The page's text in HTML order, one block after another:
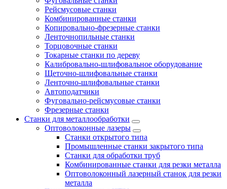
Рейсмусовые станки
Комбинированные станки
Копировально-фрезерные станки
Ленточнопильные станки
Торцовочные станки
Токарные станки по дереву
Калибровально-шлифовальное оборудование
Щеточно-шлифовальные станки
Ленточно-шлифовальные станки
Автоподатчики
Фуговально-рейсмусовые станки
Фрезерные станки
Станки для металлообработки
Оптоволоконные лазеры
Станки открытого типа
Промышленные станки закрытого типа
Станки для обработки труб
Комбинированные станки для резки металла
Оптоволоконный лазерный станок для резки
металла